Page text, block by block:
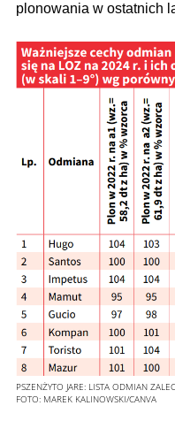
plonowania w ostatnich
PSZENŻYTO JARE: LISTA ODMIAN
FOTO: MAREK KALINOWSKI/CANVA